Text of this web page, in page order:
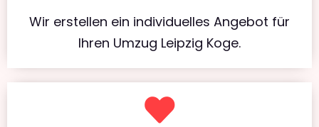
Wir erstellen ein individuelles Angebot für
Ihren Umzug Leipzig Koge.